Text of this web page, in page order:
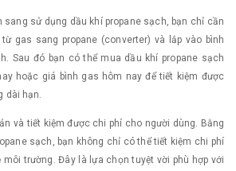
sang sử dụng dầu khí propane sạch, bạn chỉ cần
gas sang propane (converter) và lắp vào bình
Sau đó bạn có thể mua dầu khí propane sạch
hoặc giá bình gas hôm nay để tiết kiệm được
dài hạn.
và tiết kiệm được chi phí cho người dùng. Bằng
sạch, bạn không chỉ có thể tiết kiệm chi phí
môi trường. Đây là lựa chọn tuyệt vời phù hợp với